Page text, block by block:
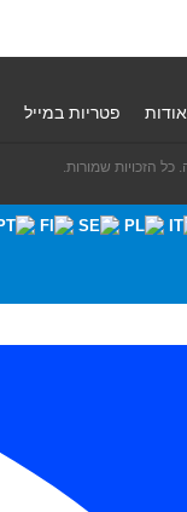
אודות פטריות במייל